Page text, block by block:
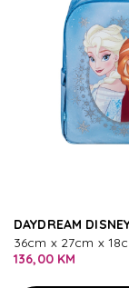
DAYDREAM
36cm x 27cm x
136,00 KM